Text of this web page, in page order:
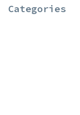
Categories